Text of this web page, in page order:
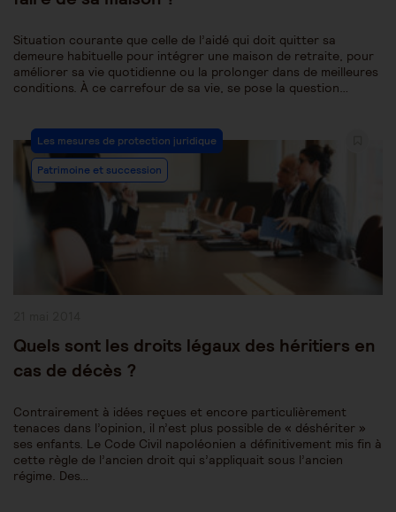
Situation courante que celle de l’aidé qui doit quitter sa
demeure habituelle pour intégrer une maison de retraite, pour
améliorer sa vie quotidienne ou la prolonger dans de meilleures
conditions. À ce carrefour de sa vie, se pose la question…
Post
Category:
Les mesures de protection juridique
Patrimoine et succession
Quels sont les droits légaux des héritiers en
cas de décès ?
Contrairement à idées reçues et encore particulièrement
tenaces dans l’opinion, il n’est plus possible de « déshériter »
ses enfants. Le Code Civil napoléonien a définitivement mis fin à
cette règle de l’ancien droit qui s’appliquait sous l’ancien
régime. Des…